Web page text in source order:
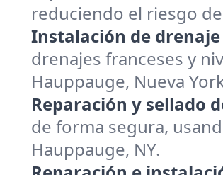
reduciendo el riesgo
Instalación de
drenajes franceses y
Hauppauge, Nueva
Reparación y sellado
de forma segura,
Hauppauge, NY.